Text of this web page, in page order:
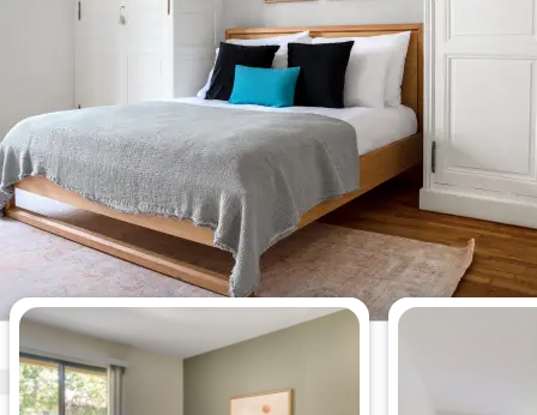
Die meistgesehenen 1-
Schlafzimmer-Wohnungen dieser
Woche.